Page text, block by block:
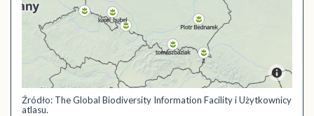
Źródło: The Global Biodiversity Information Facility i Użytkownicy
atlasu.